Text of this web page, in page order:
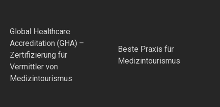
Global Healthcare
Accreditation (GHA) –
Zertifizierung für
Vermittler von
Medizintourismus
Beste Praxis für
Medizintourismus